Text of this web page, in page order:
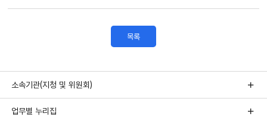
목록
소속기관(지청 및 위원회)
업무별 누리집